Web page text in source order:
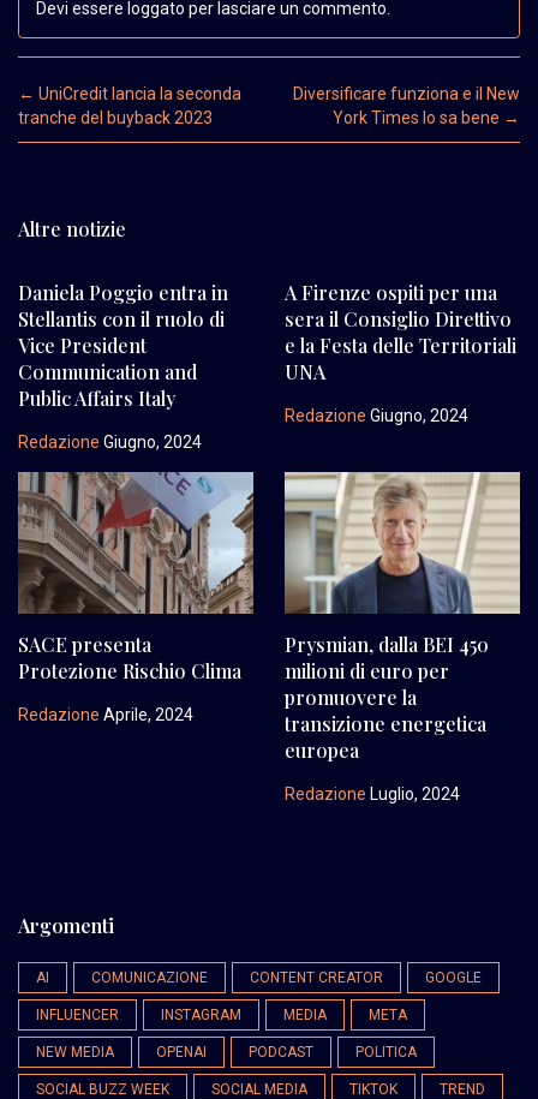
Devi essere loggato per lasciare un commento.
Post navigation
← UniCredit lancia la seconda
tranche del buyback 2023
Diversificare funziona e il New
York Times lo sa bene →
Altre notizie
Daniela Poggio entra in
Stellantis con il ruolo di
Vice President
Communication and
Public Affairs Italy
Redazione Giugno, 2024
A Firenze ospiti per una
sera il Consiglio Direttivo
e la Festa delle Territoriali
UNA
Redazione Giugno, 2024
SACE presenta
Protezione Rischio Clima
Redazione Aprile, 2024
Prysmian, dalla BEI 450
milioni di euro per
promuovere la
transizione energetica
europea
Redazione Luglio, 2024
Argomenti
AI COMUNICAZIONE CONTENT CREATOR GOOGLE
INFLUENCER INSTAGRAM MEDIA META
NEW MEDIA OPENAI PODCAST POLITICA
SOCIAL BUZZ WEEK SOCIAL MEDIA TIKTOK TREND